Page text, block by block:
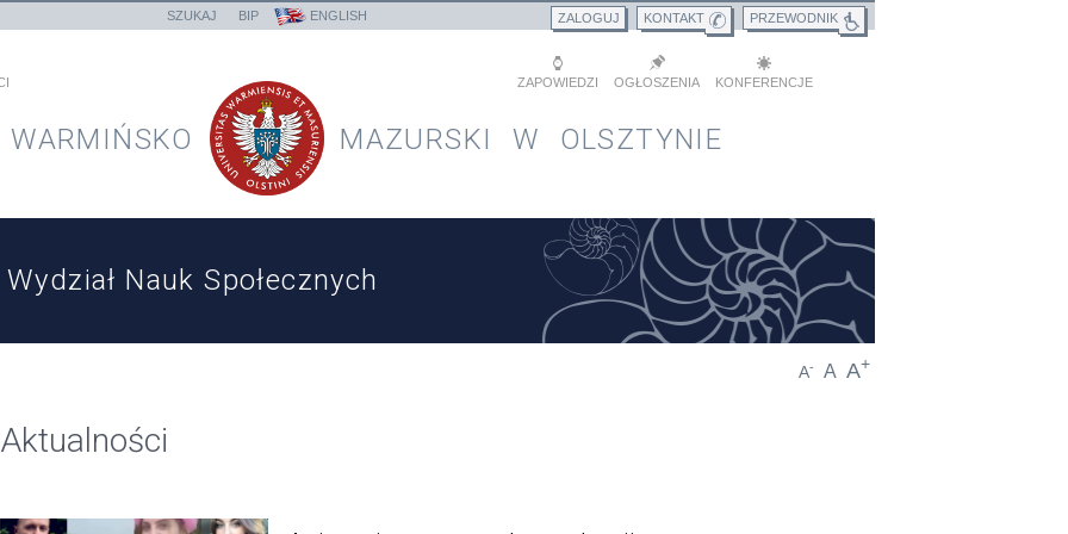
SZUKAJ BIP ENGLISH PRZEWODNIK
KONTAKT
ZALOGUJ
KONFERENCJE
OGŁOSZENIA
ZAPOWIEDZI
WARMIŃSKO MAZURSKI W OLSZTYNIE
Wydział Nauk Społecznych
A- A A+
Aktualności